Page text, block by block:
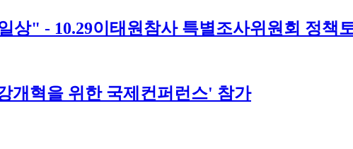
상" - 10.29이태원참사 특별조사위원회 정책
개혁을 위한 국제컨퍼런스' 참가